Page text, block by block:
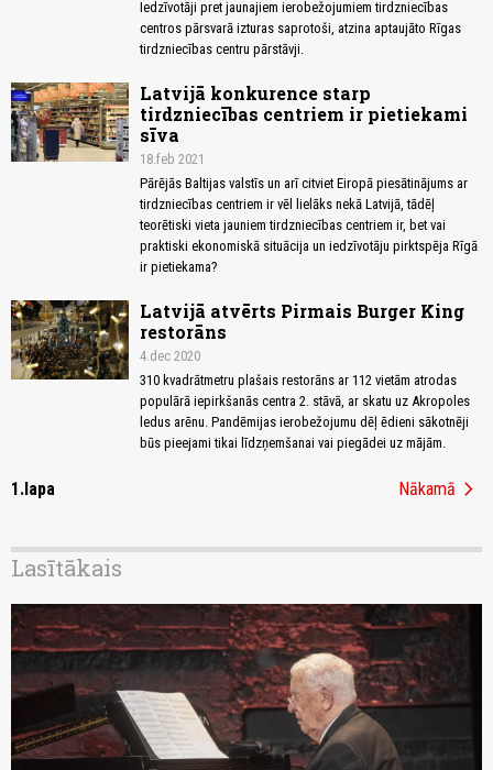
Iedzīvotāji pret jaunajiem ierobežojumiem tirdzniecības
centros pārsvarā izturas saprotoši, atzina aptaujāto Rīgas
tirdzniecības centru pārstāvji.
Latvijā konkurence starp
tirdzniecības centriem ir pietiekami
sīva
18.feb 2021
Pārējās Baltijas valstīs un arī citviet Eiropā piesātinājums ar
tirdzniecības centriem ir vēl lielāks nekā Latvijā, tādēļ
teorētiski vieta jauniem tirdzniecības centriem ir, bet vai
praktiski ekonomiskā situācija un iedzīvotāju pirktspēja Rīgā
ir pietiekama?
Latvijā atvērts Pirmais Burger King
restorāns
4.dec 2020
310 kvadrātmetru plašais restorāns ar 112 vietām atrodas
populārā iepirkšanās centra 2. stāvā, ar skatu uz Akropoles
ledus arēnu. Pandēmijas ierobežojumu dēļ ēdieni sākotnēji
būs pieejami tikai līdzņemšanai vai piegādei uz mājām.
1.lapa Nākamā chevron_right
Lasītākais